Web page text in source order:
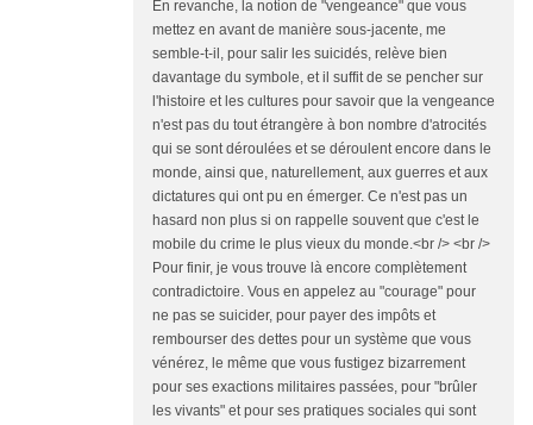
En revanche, la notion de "vengeance" que vous
mettez en avant de manière sous-jacente, me
semble-t-il, pour salir les suicidés, relève bien
davantage du symbole, et il suffit de se pencher sur
l'histoire et les cultures pour savoir que la vengeance
n'est pas du tout étrangère à bon nombre d'atrocités
qui se sont déroulées et se déroulent encore dans le
monde, ainsi que, naturellement, aux guerres et aux
dictatures qui ont pu en émerger. Ce n'est pas un
hasard non plus si on rappelle souvent que c'est le
mobile du crime le plus vieux du monde.<br /> <br />
Pour finir, je vous trouve là encore complètement
contradictoire. Vous en appelez au "courage" pour
ne pas se suicider, pour payer des impôts et
rembourser des dettes pour un système que vous
vénérez, le même que vous fustigez bizarrement
pour ses exactions militaires passées, pour "brûler
les vivants" et pour ses pratiques sociales qui sont